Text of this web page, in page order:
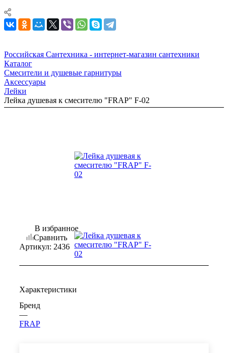
Российская Сантехника - интернет-магазин сантехники
Каталог
Смесители и душевые гарнитуры
Аксессуары
Лейки
Лейка душевая к смесителю "FRAP" F-02
В избранное
Сравнить
Артикул: 2436
Характеристики
Бренд
—
FRAP